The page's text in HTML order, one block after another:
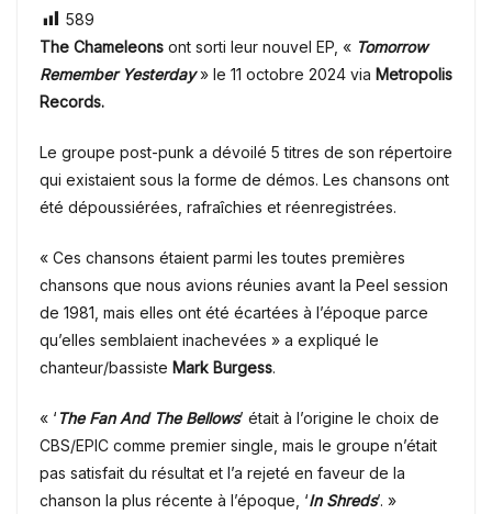
589
The Chameleons ont sorti leur nouvel EP, « Tomorrow
Remember Yesterday» le 11 octobre 2024 via Metropolis
Records.
Le groupe post-punk a dévoilé 5 titres de son répertoire
qui existaient sous la forme de démos. Les chansons ont
été dépoussiérées, rafraîchies et réenregistrées.
« Ces chansons étaient parmi les toutes premières
chansons que nous avions réunies avant la Peel session
de 1981, mais elles ont été écartées à l’époque parce
qu’elles semblaient inachevées » a expliqué le
chanteur/bassiste Mark Burgess.
« ‘ The Fan And The Bellows’ était à l’origine le choix de
CBS/EPIC comme premier single, mais le groupe n’était
pas satisfait du résultat et l’a rejeté en faveur de la
chanson la plus récente à l’époque, ‘In Shreds’. »